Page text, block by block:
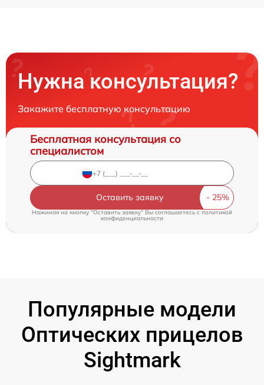
Нужна консультация?
Закажите бесплатную консультацию
Бесплатная консультация со
специалистом
Оставить заявку
Нажимая на кнопку "Оставить заявку" Вы соглашаетесь cполитикой
конфиденциальности
Популярные модели
Оптических прицелов
Sightmark